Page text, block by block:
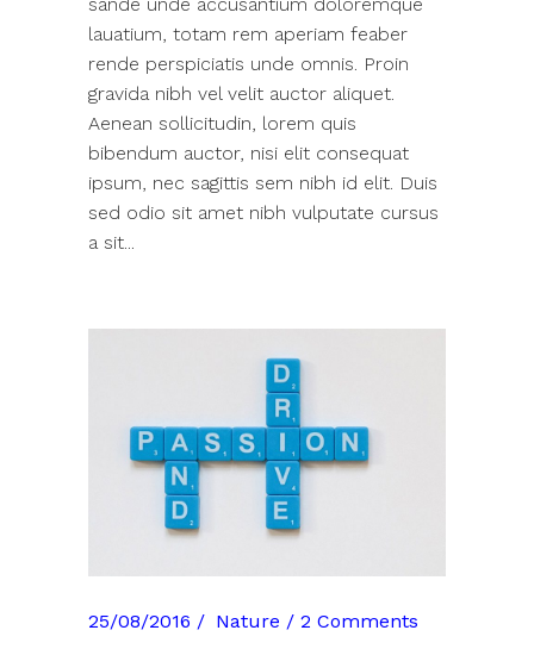
lauatium, totam rem aperiam feaber
rende perspiciatis unde omnis. Proin
gravida nibh vel velit auctor aliquet.
Aenean sollicitudin, lorem quis
bibendum auctor, nisi elit consequat
ipsum, nec sagittis sem nibh id elit. Duis
sed odio sit amet nibh vulputate cursus
a sit...
25/08/2016 Nature 2 Comments